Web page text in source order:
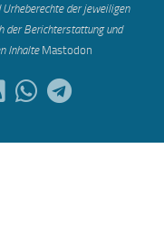
der jeweiligen
der Berichterstattung und
Inhalte Mastodon